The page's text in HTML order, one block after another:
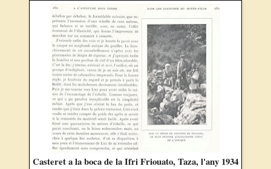
Casteret a la boca de la Ifri Friouato, Taza, l'any 1934